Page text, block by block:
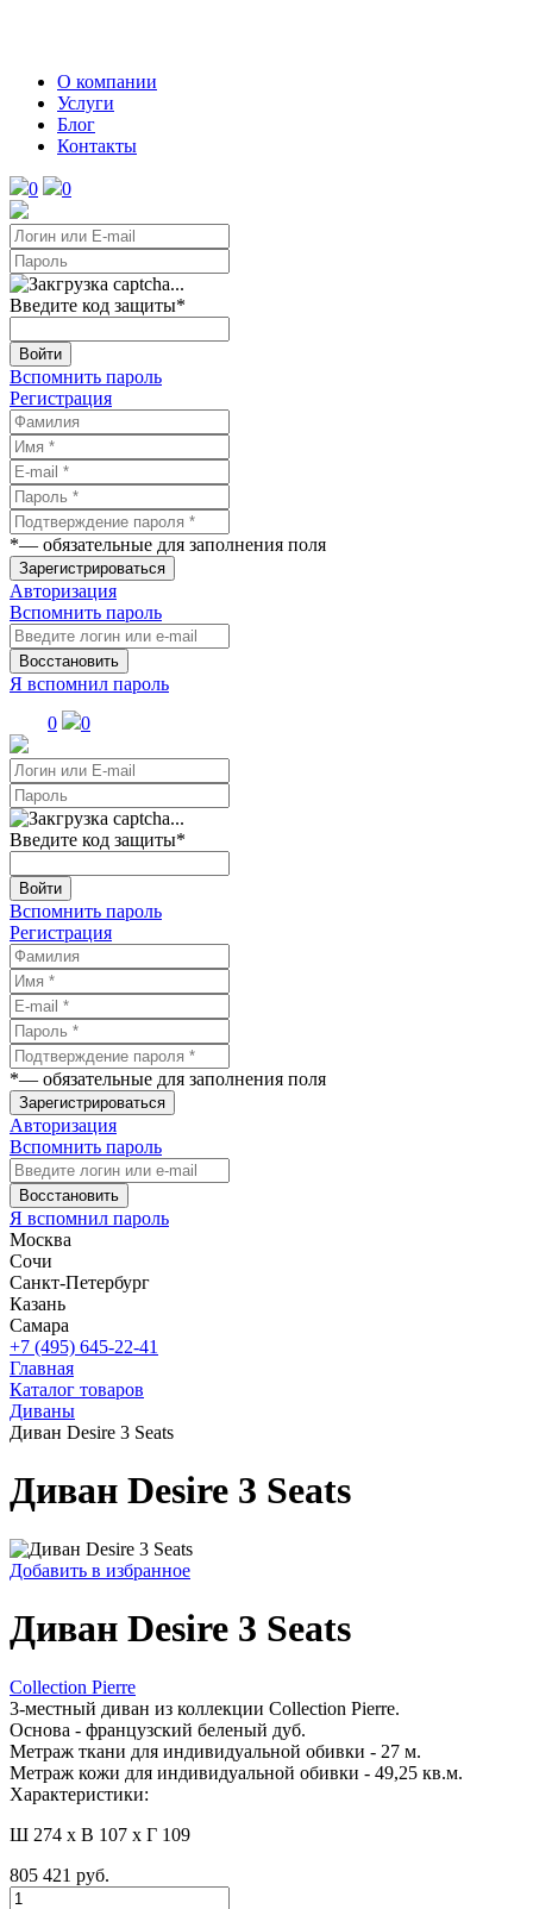
О компании
Услуги
Блог
Контакты
0 0
Введите код защиты*
Войти
Вспомнить пароль
Регистрация
*— обязательные для заполнения поля
Зарегистрироваться
Авторизация
Вспомнить пароль
Восстановить
Я вспомнил пароль
0
0
Введите код защиты*
Войти
Вспомнить пароль
Регистрация
*— обязательные для заполнения поля
Зарегистрироваться
Авторизация
Вспомнить пароль
Восстановить
Я вспомнил пароль
Москва
Сочи
Санкт-Петербург
Казань
Самара
+7 (495) 645-22-41
Главная
Каталог товаров
Диваны
Диван Desire 3 Seats
Диван Desire 3 Seats
Добавить в избранное
Диван Desire 3 Seats
Collection Pierre
3-местный диван из коллекции Collection Pierre.
Основа - французский беленый дуб.
Метраж ткани для индивидуальной обивки - 27 м.
Метраж кожи для индивидуальной обивки - 49,25 кв.м.
Характеристики:
Ш 274 x В 107 x Г 109
805 421 руб.